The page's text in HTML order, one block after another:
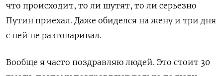
что происходит, то ли шутят, то ли серьезно
Путин приехал. Даже обиделся на жену и три дня
с ней не разговаривал.
Вообще я часто поздравляю людей. Это стоит 30